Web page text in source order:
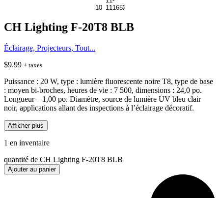
CH Lighting F-20T8 BLB
Éclairage, Projecteurs, Tout...
$9.99 + taxes
Puissance : 20 W, type : lumière fluorescente noire T8, type de base
: moyen bi-broches, heures de vie : 7 500, dimensions : 24,0 po.
Longueur – 1,00 po. Diamètre, source de lumière UV bleu clair
noir, applications allant des inspections à l’éclairage décoratif.
Afficher plus
1 en inventaire
quantité de CH Lighting F-20T8 BLB
Ajouter au panier